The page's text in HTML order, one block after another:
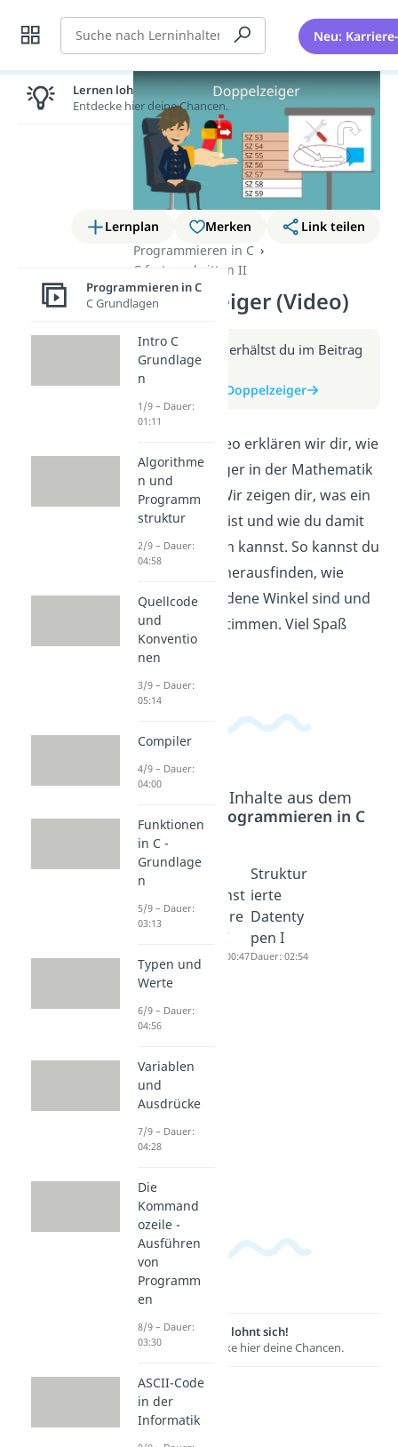
Suche Neu:
Lernplan Merken
Link teilen
Programmieren in C
C fortgeschritten II
Doppelzeiger (Video)
Weitere Infos erhältst du im Beitrag
zum Video
zum Beitrag: Doppelzeiger
In diesem Video erklären wir dir, wie
du Doppelzeiger in der Mathematik
verwendest. Wir zeigen dir, was ein
Doppelzeiger ist und wie du damit
Winkel messen kannst. So kannst du
ganz einfach herausfinden, wie
groß verschiedene Winkel sind und
sie genau bestimmen. Viel Spaß
beim Lernen!
Beliebte Inhalte aus dem
Bereich
Programmieren in C
Zweidim
e Arrays
Intro
Datenst
rukture
n in C
Dauer: 00:47
Struktur
ierte
Datenty
pen I
Dauer: 02:54
Lernen lohnt sich!
Entdecke hier deine Chancen.
Lernen lohnt sich!
Entdecke hier deine Chancen.
Programmieren in C
C Grundlagen
Intro C
Grundlage
n
1/9 – Dauer:
01:11
Algorithme
n und
Programm
struktur
2/9 – Dauer:
04:58
Quellcode
und
Konventio
nen
3/9 – Dauer:
05:14
Compiler
4/9 – Dauer:
04:00
Funktionen
in C -
Grundlage
n
5/9 – Dauer:
03:13
Typen und
Werte
6/9 – Dauer:
04:56
Variablen
und
Ausdrücke
7/9 – Dauer:
04:28
Die
Kommand
ozeile -
Ausführen
von
Programm
en
8/9 – Dauer:
03:30
ASCII-Code
in der
Informatik